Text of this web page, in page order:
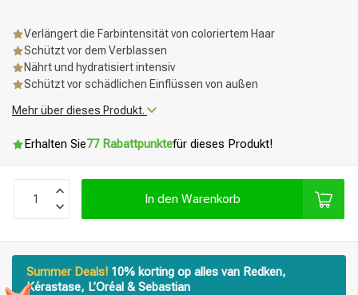
Verlängert die Farbintensität von coloriertem Haar
Schützt vor dem Verblassen
Nährt und hydratisiert intensiv
Schützt vor schädlichen Einflüssen von außen
Mehr über dieses Produkt.
Erhalten Sie77 Rabattpunktefür dieses Produkt!
In den Warenkorb
Summer Deals! 10% korting op alles van Redken,
Kérastase, L’Oréal & Sebastian